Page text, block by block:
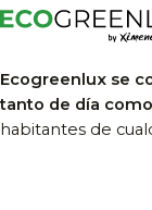
Ecogreenlux se
tanto de día
habitantes de